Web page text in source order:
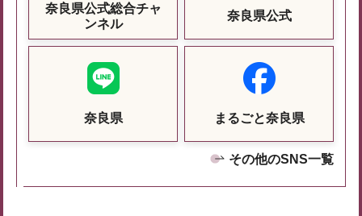
奈良県公式総合チャ
ンネル
奈良県公式
奈良県 まるごと奈良県
その他のSNS一覧